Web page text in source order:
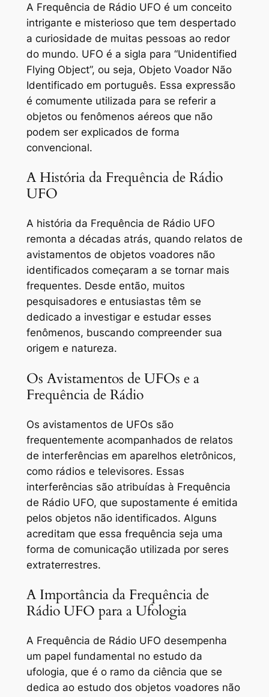
A Frequência de Rádio UFO é um conceito
intrigante e misterioso que tem despertado
a curiosidade de muitas pessoas ao redor
do mundo. UFO é a sigla para “Unidentified
Flying Object”, ou seja, Objeto Voador Não
Identificado em português. Essa expressão
é comumente utilizada para se referir a
objetos ou fenômenos aéreos que não
podem ser explicados de forma
convencional.
A História da Frequência de Rádio
UFO
A história da Frequência de Rádio UFO
remonta a décadas atrás, quando relatos de
avistamentos de objetos voadores não
identificados começaram a se tornar mais
frequentes. Desde então, muitos
pesquisadores e entusiastas têm se
dedicado a investigar e estudar esses
fenômenos, buscando compreender sua
origem e natureza.
Os Avistamentos de UFOs e a
Frequência de Rádio
Os avistamentos de UFOs são
frequentemente acompanhados de relatos
de interferências em aparelhos eletrônicos,
como rádios e televisores. Essas
interferências são atribuídas à Frequência
de Rádio UFO, que supostamente é emitida
pelos objetos não identificados. Alguns
acreditam que essa frequência seja uma
forma de comunicação utilizada por seres
extraterrestres.
A Importância da Frequência de
Rádio UFO para a Ufologia
A Frequência de Rádio UFO desempenha
um papel fundamental no estudo da
ufologia, que é o ramo da ciência que se
dedica ao estudo dos objetos voadores não